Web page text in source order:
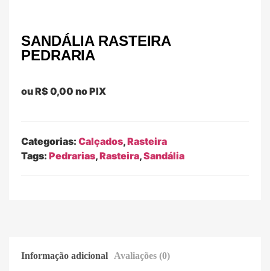
SANDÁLIA RASTEIRA
PEDRARIA
ouR$0,00 no PIX
Categorias: Calçados,Rasteira
Tags: Pedrarias,Rasteira,Sandália
Informação adicional Avaliações (0)